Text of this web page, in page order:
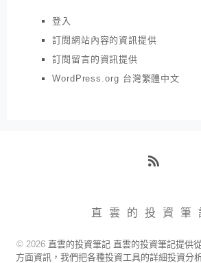
登入
訂閱網站內容的資訊提供
訂閱留言的資訊提供
WordPress.org 台灣繁體中文
直雲的投資筆
© 2026 直雲的投資筆記 直雲的投資筆記提供
方面資訊，我們把各種投資工具的詳細投資分